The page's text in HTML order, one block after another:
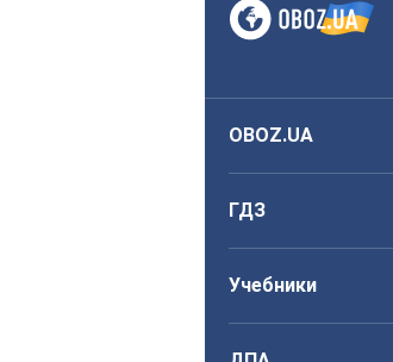
OBOZ.UA
ГДЗ
Учебники